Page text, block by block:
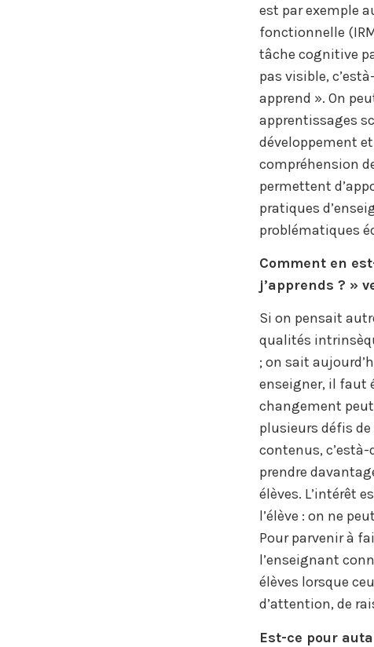
est par exemple
fonctionnelle
tâche cognitive
pas visible,
apprend ». On
apprentissages
développement
compréhension
permettent
pratiques
problématiques
Comment en
j’apprends ? »
Si on pensait
qualités
; on sait
enseigner, il faut
changement
plusieurs défis
contenus,
prendre
élèves. L’intérêt
l’élève : on ne
Pour parvenir à
l’enseignant
élèves lorsque
d’attention, de
Est-ce pour